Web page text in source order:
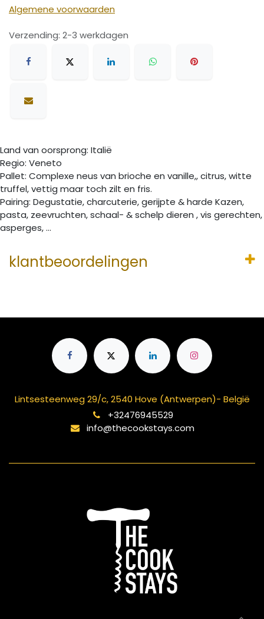
Algemene voorwaarden
Verzending: 2-3 werkdagen
Land van oorsprong: Italië
Regio: Veneto
Pallet: Complexe neus van brioche en vanille,, citrus, witte
truffel, vettig maar toch zilt en fris.
Pairing: Degustatie, charcuterie, gerijpte & harde Kazen,
pasta, zeevruchten, schaal- & schelp dieren , vis gerechten,
asperges, …
klantbeoordelingen
Lintsesteenweg 29/c, 2540 Hove (Antwerpen)- België
+32476945529
info@thecookstays.com